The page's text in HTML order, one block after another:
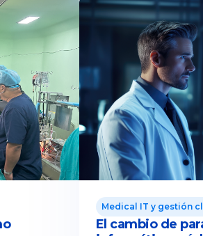
Medical IT y gestión
El cambio de